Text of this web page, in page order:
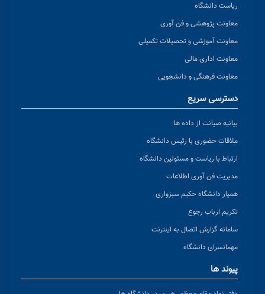
ریاست دانشگاه
معاونت پژوهشی و فن آوری
معاونت آموزشی و تحصیلات تکمیلی
معاونت اداری مالی
معاونت فرهنگی و دانشجویی
دسترسی سریع
بیانیه صیانت از داده ها
ملاقات حضوری با رئیس دانشگاه
ارتباط با ریاست و مسئولین دانشگاه
مدیریت فن آوری اطلاعات
همیار دانشگاه حکیم سبزواری
تکریم ارباب رجوع
سامانه گزارش اتصال به اینترنت
مهمانسرای دانشگاه
پیوند ها